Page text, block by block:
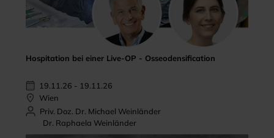
Hospitation bei einer Live-OP - Osseodensification
19.11.26 - 19.11.26
Wien
Priv. Doz. Dr. Michael Weinländer
Dr. Raphaela Weinländer